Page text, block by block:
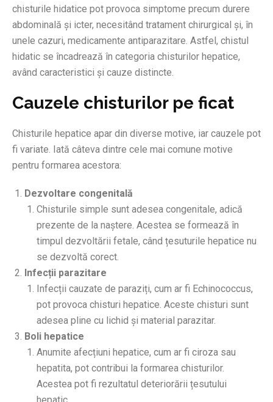
chisturile hidatice pot provoca simptome precum durere
abdominală și icter, necesitând tratament chirurgical și, în
unele cazuri, medicamente antiparazitare. Astfel, chistul
hidatic se încadrează în categoria chisturilor hepatice,
având caracteristici și cauze distincte.
Cauzele chisturilor pe ficat
Chisturile hepatice apar din diverse motive, iar cauzele pot
fi variate. Iată câteva dintre cele mai comune motive
pentru formarea acestora:
Dezvoltare congenitală
Chisturile simple sunt adesea congenitale, adică
prezente de la naștere. Acestea se formează în
timpul dezvoltării fetale, când țesuturile hepatice nu
se dezvoltă corect.
Infecții parazitare
Infecții cauzate de paraziți, cum ar fi Echinococcus,
pot provoca chisturi hepatice. Aceste chisturi sunt
adesea pline cu lichid și material parazitar.
Boli hepatice
Anumite afecțiuni hepatice, cum ar fi ciroza sau
hepatita, pot contribui la formarea chisturilor.
Acestea pot fi rezultatul deteriorării țesutului